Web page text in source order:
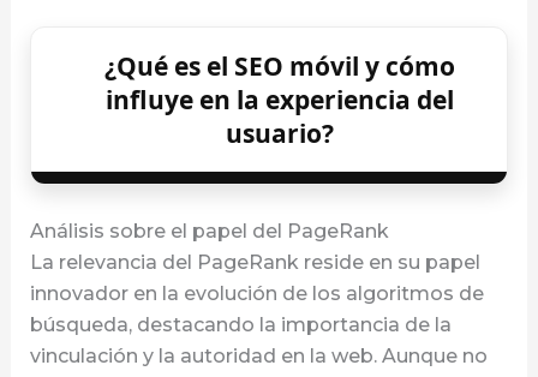
¿Qué es el SEO móvil y cómo
influye en la experiencia del
usuario?
Análisis sobre el papel del PageRank
La relevancia del PageRank reside en su papel
innovador en la evolución de los algoritmos de
búsqueda, destacando la importancia de la
vinculación y la autoridad en la web. Aunque no